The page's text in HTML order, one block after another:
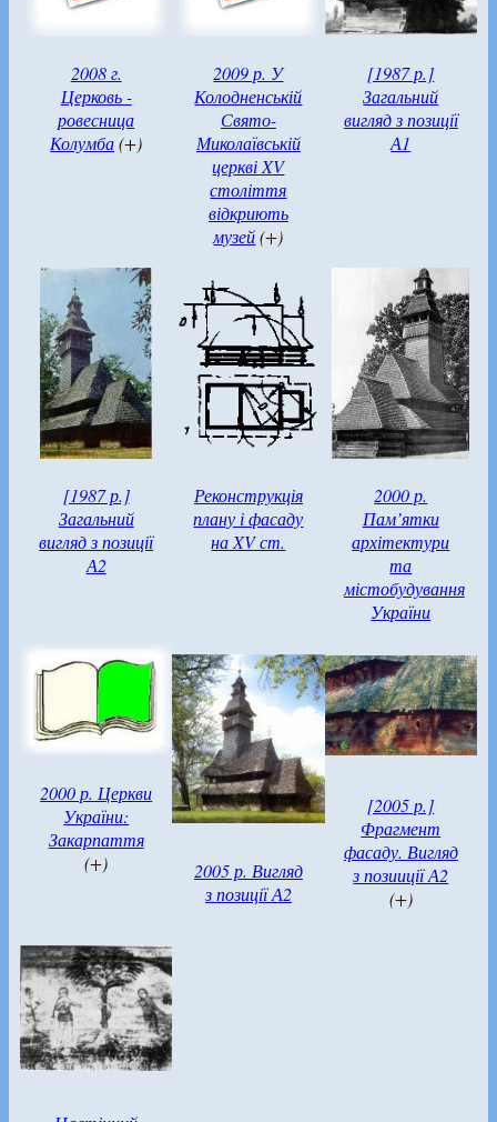
2008 г.
Церковь -
ровесница
Колумба(+)
2009 р. У
Колодненській
Свято-
Миколаївській
церкві XV
століття
відкриють
музей(+)
[1987 р.]
Загальний
вигляд з позиції
А1
[1987 р.]
Загальний
вигляд з позиції
А2
Реконструкція
плану і фасаду
на XV ст.
2000 р.
Пам’ятки
архітектури
та
містобудування
України
2000 р. Церкви
України:
Закарпаття
(+)
2005 р. Вигляд
з позиції А2
[2005 р.]
Фрагмент
фасаду. Вигляд
з позииції А2
(+)